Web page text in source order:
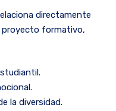
directamente
proyecto formativo,
la diversidad.